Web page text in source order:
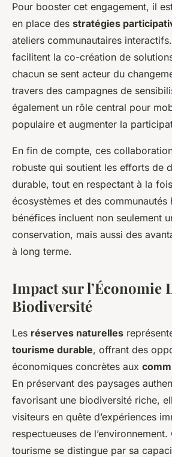
Pour booster cet engagement, il
en place des stratégies
ateliers communautaires
facilitent la co-création de
chacun se sent acteur du
travers des campagnes de
également un rôle central pour
populaire et augmenter la
En fin de compte, ces
robuste qui soutient les efforts de
durable, tout en respectant à la
écosystèmes et des communautés
bénéfices incluent non seulement
conservation, mais aussi des
à long terme.
Impact sur l’Économie
Biodiversité
Les réserves naturelles
tourisme durable, offrant des
économiques concrètes aux
En préservant des paysages
favorisant une biodiversité riche,
visiteurs en quête d’expériences
respectueuses de
tourisme se distingue par sa